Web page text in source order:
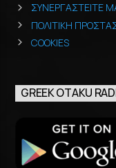
ΣΥΝΕΡΓΑΣΤΕΙΤΕ
ΠΟΛΙΤΙΚΗ
COOKIES
GREEK OTAKU